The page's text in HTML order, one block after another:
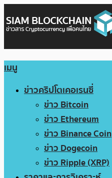
เมนู
ข่าวคริปโตเคอเรนซี่
ข่าว Bitcoin
ข่าว Ethereum
ข่าว Binance Coin
ข่าว Dogecoin
ข่าว Ripple (XRP)